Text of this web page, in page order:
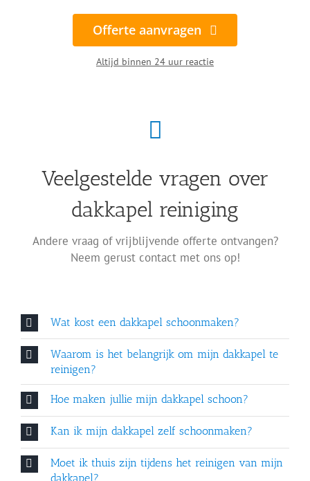
Offerte aanvragen
Altijd binnen 24 uur reactie
Veelgestelde vragen over
dakkapel reiniging
Andere vraag of vrijblijvende offerte ontvangen?
Neem gerust contact met ons op!
Wat kost een dakkapel schoonmaken?
Waarom is het belangrijk om mijn dakkapel te
reinigen?
Hoe maken jullie mijn dakkapel schoon?
Kan ik mijn dakkapel zelf schoonmaken?
Moet ik thuis zijn tijdens het reinigen van mijn
dakkapel?